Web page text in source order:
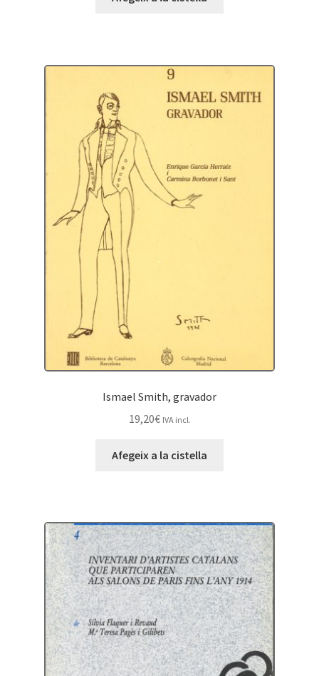
Ismael Smith, gravador
19,20€ IVA incl.
Afegeix a la cistella